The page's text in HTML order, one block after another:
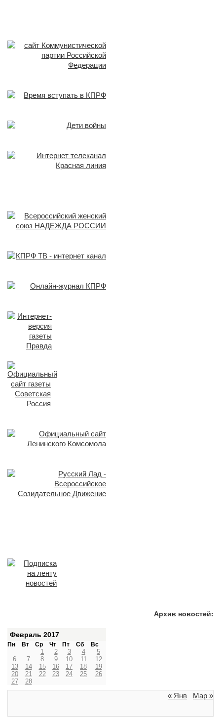
Архив новостей:
Февраль 2017
Пн Вт Ср Чт Пт Сб Вс
1 2 3 4
5
6
7 8 9 10 11
12
13
14 15 16 17 18
19
20
21 22 23 24 25
26
27
28
« Янв Мар »